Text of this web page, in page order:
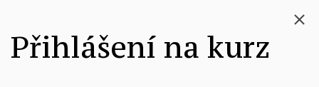
Přihlášení na kurz